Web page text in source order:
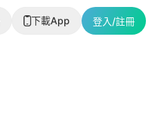
下載App 登入/註冊